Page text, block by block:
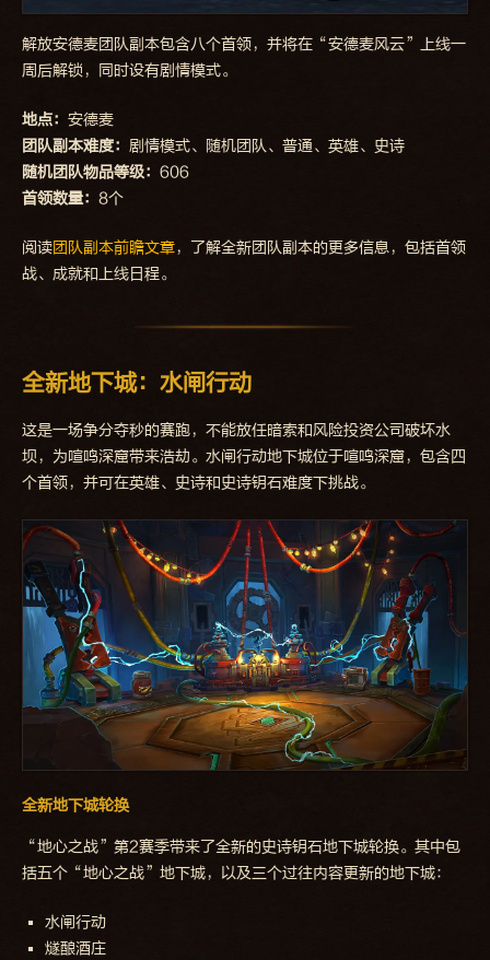
解放安德麦团队副本包含八个首领，并将在“安德麦风云”上线一
周后解锁，同时设有剧情模式。
地点： 安德麦
团队副本难度： 剧情模式、随机团队、普通、英雄、史诗
随机团队物品等级： 606
首领数量： 8个
阅读团队副本前瞻文章，了解全新团队副本的更多信息，包括首领
战、成就和上线日程。
全新地下城：水闸行动
这是一场争分夺秒的赛跑，不能放任暗索和风险投资公司破坏水
坝，为喧鸣深窟带来浩劫。水闸行动地下城位于喧鸣深窟，包含四
个首领，并可在英雄、史诗和史诗钥石难度下挑战。
全新地下城轮换
“地心之战”第2赛季带来了全新的史诗钥石地下城轮换。其中包
括五个“地心之战”地下城，以及三个过往内容更新的地下城：
水闸行动
燧酿酒庄